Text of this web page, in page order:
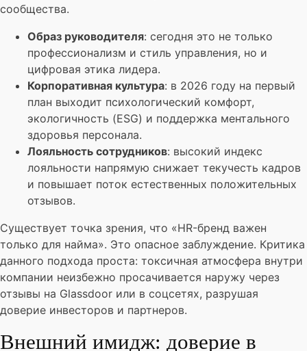
сообщества.
Образ руководителя: сегодня это не только
профессионализм и стиль управления, но и
цифровая этика лидера.
Корпоративная культура: в 2026 году на первый
план выходит психологический комфорт,
экологичность (ESG) и поддержка ментального
здоровья персонала.
Лояльность сотрудников: высокий индекс
лояльности напрямую снижает текучесть кадров
и повышает поток естественных положительных
отзывов.
Существует точка зрения, что «HR-бренд важен
только для найма». Это опасное заблуждение. Критика
данного подхода проста: токсичная атмосфера внутри
компании неизбежно просачивается наружу через
отзывы на Glassdoor или в соцсетях, разрушая
доверие инвесторов и партнеров.
Внешний имидж: доверие в